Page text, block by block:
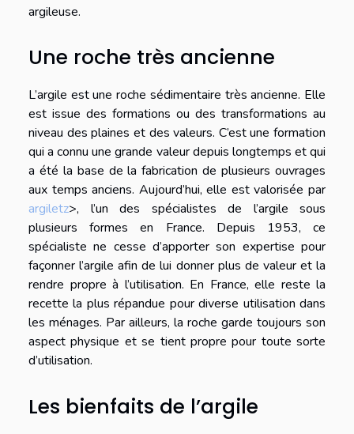
argileuse.
Une roche très ancienne
L’argile est une roche sédimentaire très ancienne. Elle
est issue des formations ou des transformations au
niveau des plaines et des valeurs. C’est une formation
qui a connu une grande valeur depuis longtemps et qui
a été la base de la fabrication de plusieurs ouvrages
aux temps anciens. Aujourd’hui, elle est valorisée par
argiletz>, l’un des spécialistes de l’argile sous
plusieurs formes en France. Depuis 1953, ce
spécialiste ne cesse d’apporter son expertise pour
façonner l’argile afin de lui donner plus de valeur et la
rendre propre à l’utilisation. En France, elle reste la
recette la plus répandue pour diverse utilisation dans
les ménages. Par ailleurs, la roche garde toujours son
aspect physique et se tient propre pour toute sorte
d’utilisation.
Les bienfaits de l’argile